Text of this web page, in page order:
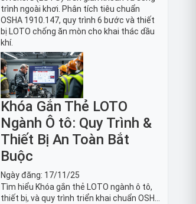
trình ngoài khơi. Phân tích tiêu chuẩn
OSHA 1910.147, quy trình 6 bước và thiết
bị LOTO chống ăn mòn cho khai thác dầu
khí.
Khóa Gắn Thẻ LOTO
Ngành Ô tô: Quy Trình &
Thiết Bị An Toàn Bắt
Buộc
Ngày đăng: 17/11/25
Tìm hiểu Khóa gắn thẻ LOTO ngành ô tô,
thiết bị, và quy trình triển khai chuẩn OSHA